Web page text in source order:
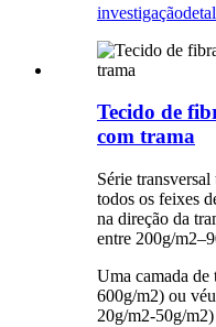
investigação
Tecido de
com trama
Série
todos os feixes
na direção da
entre 200g/
Uma camada de
600g/m2) ou
20g/m2-50g/m2)